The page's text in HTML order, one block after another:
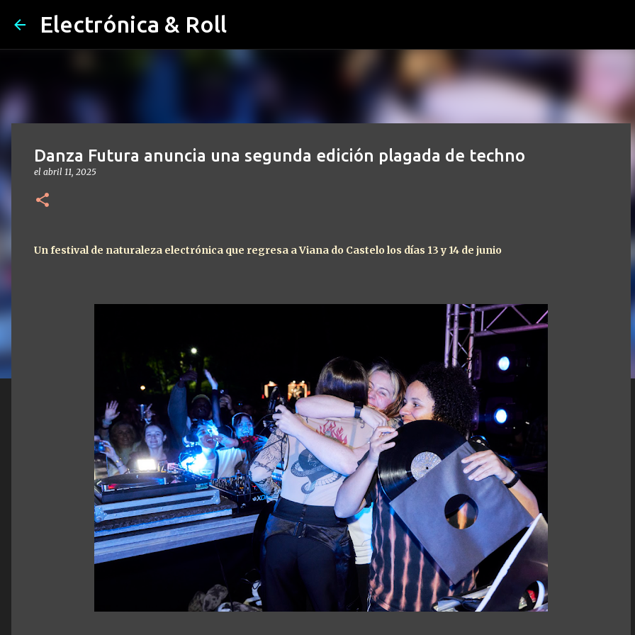
Electrónica & Roll
Danza Futura anuncia una segunda edición plagada de techno
el abril 11, 2025
Un festival de naturaleza electrónica que regresa a Viana do Castelo los días 13 y 14 de junio